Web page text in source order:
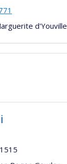
d'Youville